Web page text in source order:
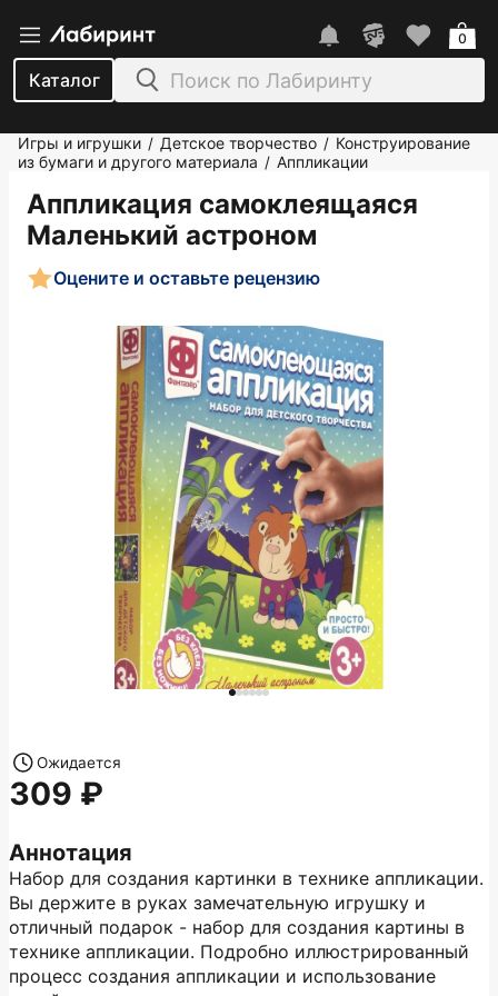
Каталог
0
Игры и игрушки / Детское творчество / Конструирование
из бумаги и другого материала / Аппликации
Аппликация самоклеящаяся
Маленький астроном
Оцените и оставьте рецензию
Аннотация
Набор для создания картинки в технике аппликации.
Вы держите в руках замечательную игрушку и
отличный подарок - набор для создания картины в
технике аппликации. Подробно иллюстрированный
процесс создания аппликации и использование
Ожидается
309